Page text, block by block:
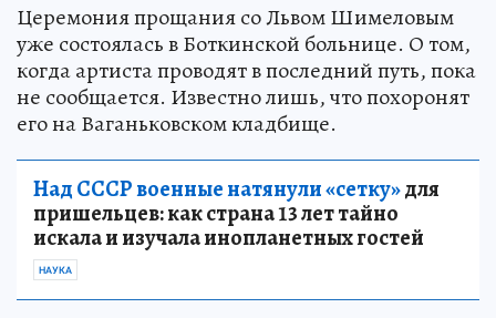
Церемония прощания со Львом Шимеловым
уже состоялась в Боткинской больнице. О том,
когда артиста проводят в последний путь, пока
не сообщается. Известно лишь, что похоронят
его на Ваганьковском кладбище.
Над СССР военные натянули «сетку»для
пришельцев: как страна 13 лет тайно
искала и изучала инопланетных гостей
НАУКА